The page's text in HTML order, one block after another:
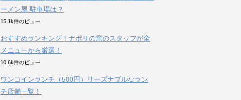
ーメン屋 駐車場は？
15.1k件のビュー
おすすめランキング！ナポリの窯のスタッフが全
メニューから厳選！
10.6k件のビュー
ワンコインランチ（500円）リーズナブルなラン
チ店舗一覧！